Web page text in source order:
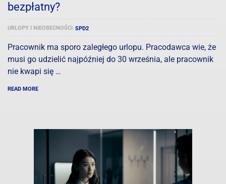
bezpłatny?
URLOPY I NIEOBECNOŚCI SPD2
Pracownik ma sporo zaległego urlopu. Pracodawca wie, że
musi go udzielić najpóźniej do 30 września, ale pracownik
nie kwapi się …
READ MORE